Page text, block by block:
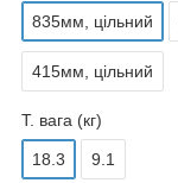
835мм, цільний
415мм, цільний
Т. вага (кг)
18.3 9.1